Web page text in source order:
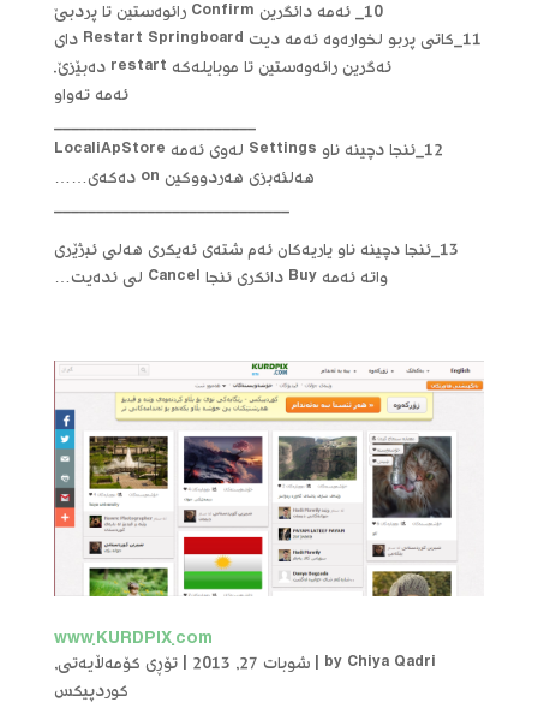
10_ ئه‌مه‌ دائگرین Confirm رائوه‌ستین تا پردبێ
11_كاتی پربو لخواره‌وه‌ ئه‌مه‌ دیت Restart Springboard دای
ئه‌گرین رائه‌وه‌ستین تا موبایله‌كه‌ restart ده‌بێزێ.
ئه‌مه‌ ته‌واو
________________________
12_ئنجا دچینه‌ ناو Settings له‌وی ئه‌مه‌ LocaliApStore
هه‌لئه‌بزی هه‌ردووكین on ده‌كه‌ی……
____________________________
13_ئنجا دچینه‌ ناو یاریه‌كان ئه‌م شته‌ی ئه‌یكری هه‌لی ئبژێری
واته‌ ئه‌مه‌ Buy دائكری ئنجا Cancel لی ئده‌یت…
www.KURDPIX.com
by Chiya Qadri
|شوبات 27, 2013 |تۆڕی کۆمەڵایەتی,
کوردپیکس